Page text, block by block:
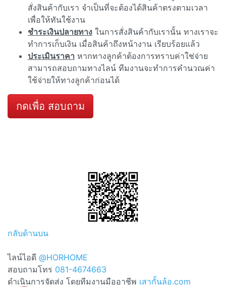
สั่งสินค้ากับเรา จำเป็นที่จะต้องได้สินค้าตรงตามเวลา
เพื่อให้ทันใช้งาน
ชำระเงินปลายทาง ในการสั่งสินค้ากับเรานั้น ทางเราจะ
ทำการเก็บเงิน เมื่อสินค้าถึงหน้างาน เรียบร้อยแล้ว
ประเมินราคา หากทางลูกค้าต้องการทราบค่าใช่จ่าย
สามารถสอบถามทางไลน์ ทีมงานจะทำการคำนวณค่า
ใช้จ่ายให้ทางลูกค้าก่อนได้
กดเพื่อ สอบถาม
กลับด้านบน
ไลน์ไอดี @HORHOME
สอบถามโทร 081-4674663
ดำเนินการจัดส่ง โดยทีมงานมืออาชีพ เสากั้นล้อ.com